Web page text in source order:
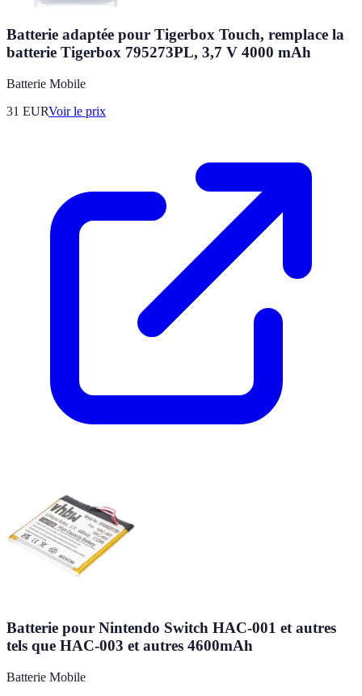
Batterie adaptée pour Tigerbox Touch, remplace la
batterie Tigerbox 795273PL, 3,7 V 4000 mAh
Batterie Mobile
31 EURVoir le prix
Batterie pour Nintendo Switch HAC-001 et autres
tels que HAC-003 et autres 4600mAh
Batterie Mobile